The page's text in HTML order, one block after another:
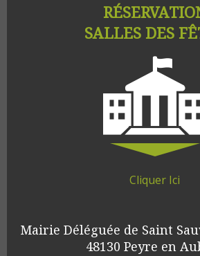
SALLES DES
Cliquer Ici
Mairie Déléguée de Saint
48130 Peyre en